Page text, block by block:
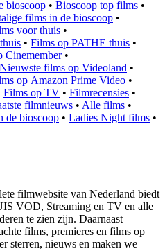
bioscoop • Bioscoop top films •
films in de bioscoop •
voor thuis •
• Films op PATHE thuis •
Cinemember•
Nieuwste films op Videoland •
op Amazon Prime Video •
Films op TV • Filmrecensies •
filmnieuws • Alle films •
de bioscoop • Ladies Night films •
filmwebsite van Nederland biedt
VOD, Streaming en TV en alle
te zien zijn. Daarnaast
films, premieres en films op
sterren, nieuws en maken we